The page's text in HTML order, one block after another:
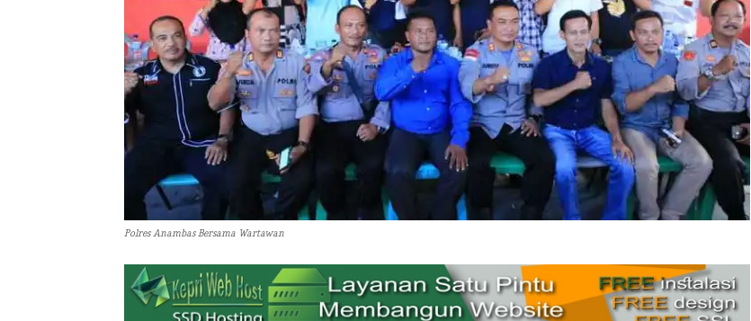
Polres Anambas Bersama Wartawan